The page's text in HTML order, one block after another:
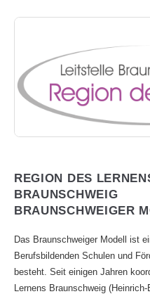
REGION DES
BRAUNSCHWEIG
BRAUNSCHWEIGER
Das Braunschweiger Modell ist
Berufsbildenden Schulen und
besteht. Seit einigen Jahren
Lernens Braunschweig